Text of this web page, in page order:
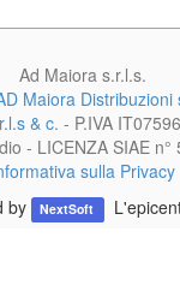
Ad Maiora s.r.l.s.
Maiora Distribuzioni
& c. - P.IVA
- LICENZA SIAE n°
sulla Privacy
by NextSoft